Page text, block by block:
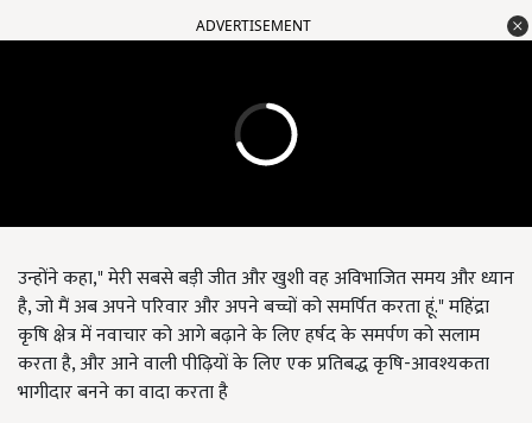
ADVERTISEMENT
उन्होंने कहा," मेरी सबसे बड़ी जीत और खुशी वह अविभाजित समय और ध्यान
है, जो मैं अब अपने परिवार और अपने बच्चों को समर्पित करता हूं." महिंद्रा
कृषि क्षेत्र में नवाचार को आगे बढ़ाने के लिए हर्षद के समर्पण को सलाम
करता है, और आने वाली पीढ़ियों के लिए एक प्रतिबद्ध कृषि-आवश्यकता
भागीदार बनने का वादा करता है